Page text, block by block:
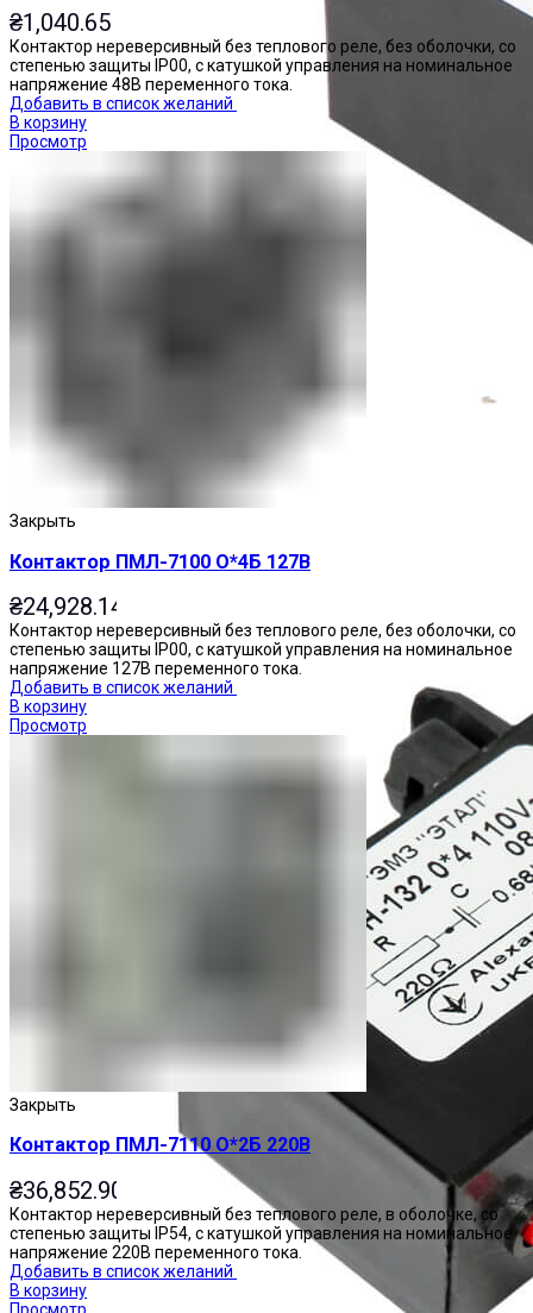
Приставки выдержки времени
₴1,040.65
Контактор нереверсивный без теплового реле, без оболочки, со
степенью защиты IP00, с катушкой управления на номинальное
напряжение 48В переменного тока.
Добавить в список желаний
В корзину
Просмотр
Закрыть
Контактор ПМЛ-7100 О*4Б 127В
₴24,928.14
Контактор нереверсивный без теплового реле, без оболочки, со
степенью защиты IP00, с катушкой управления на номинальное
напряжение 127В переменного тока.
Добавить в список желаний
В корзину
Просмотр
Закрыть
Контактор ПМЛ-7110 О*2Б 220В
₴36,852.90
Контактор нереверсивный без теплового реле, в оболочке, со
степенью защиты IP54, с катушкой управления на номинальное
напряжение 220В переменного тока.
Добавить в список желаний
В корзину
Просмотр